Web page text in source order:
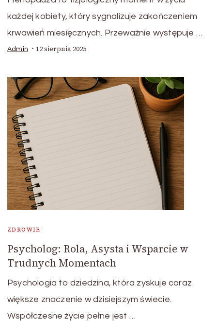
każdej kobiety, który sygnalizuje zakończeniem
krwawień miesięcznych. Przeważnie występuje …
Admin 12 sierpnia 2025
ZDROWIE
Psycholog: Rola, Asysta i Wsparcie w
Trudnych Momentach
Psychologia to dziedzina, która zyskuje coraz
większe znaczenie w dzisiejszym świecie.
Współczesne życie pełne jest …